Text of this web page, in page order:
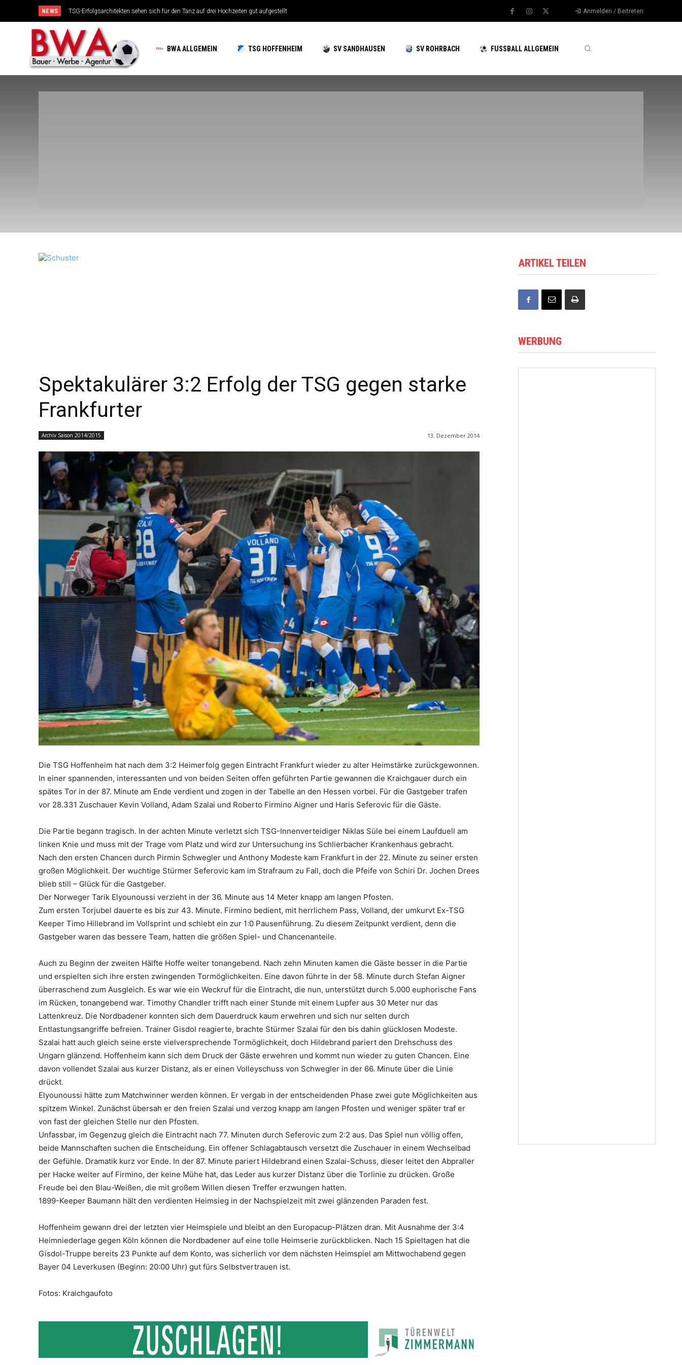
NEWS TSG-Erfolgsarchitekten sehen sich für den Tanz auf drei Hochzeiten gut aufgestellt
Niklas Süle bleibt ein Schwarz-Gelber – nur sieben Klassen tiefer Anmelden / Beitreten
BWA ALLGEMEIN TSG HOFFENHEIM SV SANDHAUSEN SV ROHRBACH FUSSBALL ALLGEMEIN
Spektakulärer 3:2 Erfolg der TSG gegen starke
Frankfurter
Archiv Saison 2014/2015 13. Dezember 2014
Die TSG Hoffenheim hat nach dem 3:2 Heimerfolg gegen Eintracht Frankfurt wieder zu alter Heimstärke zurückgewonnen.
In einer spannenden, interessanten und von beiden Seiten offen geführten Partie gewannen die Kraichgauer durch ein
spätes Tor in der 87. Minute am Ende verdient und zogen in der Tabelle an den Hessen vorbei. Für die Gastgeber trafen
vor 28.331 Zuschauer Kevin Volland, Adam Szalai und Roberto Firmino Aigner und Haris Seferovic für die Gäste.
Die Partie begann tragisch. In der achten Minute verletzt sich TSG-Innenverteidiger Niklas Süle bei einem Laufduell am
linken Knie und muss mit der Trage vom Platz und wird zur Untersuchung ins Schlierbacher Krankenhaus gebracht.
Nach den ersten Chancen durch Pirmin Schwegler und Anthony Modeste kam Frankfurt in der 22. Minute zu seiner ersten
großen Möglichkeit. Der wuchtige Stürmer Seferovic kam im Strafraum zu Fall, doch die Pfeife von Schiri Dr. Jochen Drees
blieb still – Glück für die Gastgeber.
Der Norweger Tarik Elyounoussi verzieht in der 36. Minute aus 14 Meter knapp am langen Pfosten.
Zum ersten Torjubel dauerte es bis zur 43. Minute. Firmino bedient, mit herrlichem Pass, Volland, der umkurvt Ex-TSG
Keeper Timo Hillebrand im Vollsprint und schiebt ein zur 1:0 Pausenführung. Zu diesem Zeitpunkt verdient, denn die
Gastgeber waren das bessere Team, hatten die größen Spiel- und Chancenanteile.
Auch zu Beginn der zweiten Hälfte Hoffe weiter tonangebend. Nach zehn Minuten kamen die Gäste besser in die Partie
und erspielten sich ihre ersten zwingenden Tormöglichkeiten. Eine davon führte in der 58. Minute durch Stefan Aigner
überraschend zum Ausgleich. Es war wie ein Weckruf für die Eintracht, die nun, unterstützt durch 5.000 euphorische Fans
im Rücken, tonangebend war. Timothy Chandler trifft nach einer Stunde mit einem Lupfer aus 30 Meter nur das
Lattenkreuz. Die Nordbadener konnten sich dem Dauerdruck kaum erwehren und sich nur selten durch
Entlastungsangriffe befreien. Trainer Gisdol reagierte, brachte Stürmer Szalai für den bis dahin glücklosen Modeste.
Szalai hatt auch gleich seine erste vielversprechende Tormöglichkeit, doch Hildebrand pariert den Drehschuss des
Ungarn glänzend. Hoffenheim kann sich dem Druck der Gäste erwehren und kommt nun wieder zu guten Chancen. Eine
davon vollendet Szalai aus kurzer Distanz, als er einen Volleyschuss von Schwegler in der 66. Minute über die Linie
drückt.
Elyounoussi hätte zum Matchwinner werden können. Er vergab in der entscheidenden Phase zwei gute Möglichkeiten aus
spitzem Winkel. Zunächst übersah er den freien Szalai und verzog knapp am langen Pfosten und weniger später traf er
von fast der gleichen Stelle nur den Pfosten.
Unfassbar, im Gegenzug gleich die Eintracht nach 77. Minuten durch Seferovic zum 2:2 aus. Das Spiel nun völlig offen,
beide Mannschaften suchen die Entscheidung. Ein offener Schlagabtausch versetzt die Zuschauer in einem Wechselbad
der Gefühle. Dramatik kurz vor Ende. In der 87. Minute pariert Hildebrand einen Szalai-Schuss, dieser leitet den Abpraller
per Hacke weiter auf Firmino, der keine Mühe hat, das Leder aus kurzer Distanz über die Torlinie zu drücken. Große
Freude bei den Blau-Weißen, die mit großem Willen diesen Treffer erzwungen hatten.
1899-Keeper Baumann hält den verdienten Heimsieg in der Nachspielzeit mit zwei glänzenden Paraden fest.
Hoffenheim gewann drei der letzten vier Heimspiele und bleibt an den Europacup-Plätzen dran. Mit Ausnahme der 3:4
Heimniederlage gegen Köln können die Nordbadener auf eine tolle Heimserie zurückblicken. Nach 15 Spieltagen hat die
Gisdol-Truppe bereits 23 Punkte auf dem Konto, was sicherlich vor dem nächsten Heimspiel am Mittwochabend gegen
Bayer 04 Leverkusen (Beginn: 20:00 Uhr) gut fürs Selbstvertrauen ist.
Fotos: Kraichgaufoto
ARTIKEL TEILEN
WERBUNG